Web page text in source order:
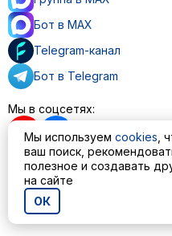
Бот в MAX
Telegram-канал
Бот в Telegram
Мы в соцсетях:
Пользовательское
Политика обработки
© ООО «МППМ» 2023—2026
Мы используем cookies ,
ваш поиск,
полезное и создавать
на сайте
ОК